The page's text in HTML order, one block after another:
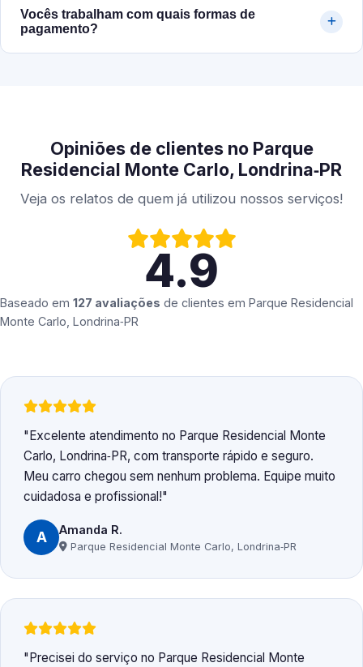
Vocês trabalham com quais formas de
pagamento?
Opiniões de clientes no Parque
Residencial Monte Carlo, Londrina‑PR
Veja os relatos de quem já utilizou nossos serviços!
4.9
Baseado em 127 avaliações de clientes em Parque Residencial
Monte Carlo, Londrina‑PR
Excelente atendimento no Parque Residencial Monte
Carlo, Londrina‑PR, com transporte rápido e seguro.
Meu carro chegou sem nenhum problema. Equipe muito
cuidadosa e profissional!
A Amanda R.
Parque Residencial Monte Carlo, Londrina‑PR
Precisei do serviço no Parque Residencial Monte